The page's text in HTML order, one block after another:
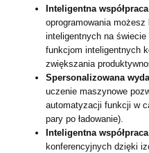
Inteligentna współpraca
oprogramowania
inteligentnych na świecie
funkcjom inteligentnych
zwiększania
Spersonalizowana
uczenie maszynowe
automatyzacji funkcji w
pary po ładowanie).
Inteligentna współpraca
konferencyjnych dzięki